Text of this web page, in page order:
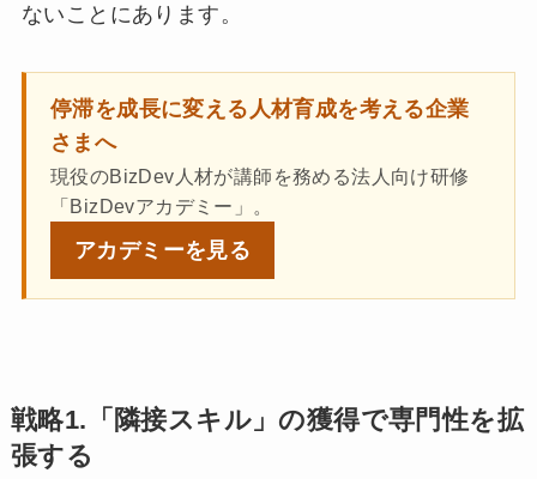
ないことにあります。
停滞を成長に変える人材育成を考える企業
さまへ
現役のBizDev人材が講師を務める法人向け研修
「BizDevアカデミー」。
アカデミーを 見る
戦略1.「隣接スキル」の獲得で専門性を拡
張する